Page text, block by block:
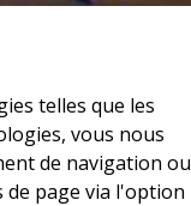
telles que les
vous nous
de navigation ou
de page via l'option